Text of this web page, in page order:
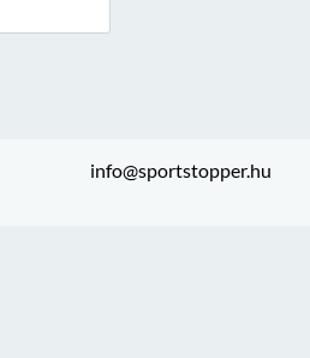
info@sportstopper.hu